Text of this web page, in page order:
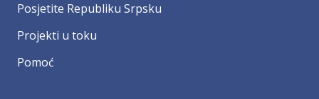
Posjetite Republiku Srpsku
Projekti u toku
Pomoć